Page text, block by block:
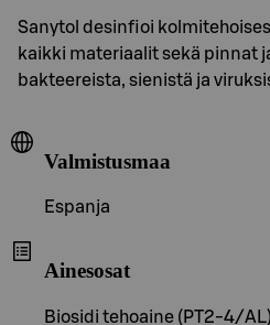
Sanytol desinfioi
kaikki materiaalit sekä pinnat
bakteereista, sienistä ja
Valmistusmaa
Espanja
Ainesosat
Biosidi tehoaine (PT2-4/